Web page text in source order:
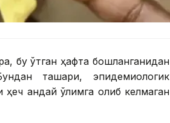
бу ўтган ҳафта бошланганидан
ташқари, эпидемиологик
қандай ўлимга олиб келмаган